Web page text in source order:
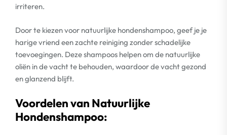
irriteren.
Door te kiezen voor natuurlijke hondenshampoo, geef je je
harige vriend een zachte reiniging zonder schadelijke
toevoegingen. Deze shampoos helpen om de natuurlijke
oliën in de vacht te behouden, waardoor de vacht gezond
en glanzend blijft.
Voordelen van Natuurlijke
Hondenshampoo: